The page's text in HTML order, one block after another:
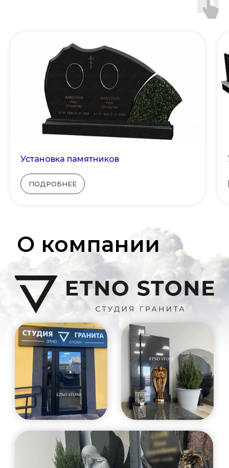
Установка памятников
ПОДРОБНЕЕ
О компании